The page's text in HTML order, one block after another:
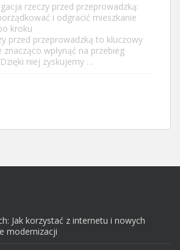
rzeczy przed przeprowadzką:
i odgracić mieszkanie
kroku
przed przeprowadzką to kluczowy
wpłynąć na przebieg
niej zyskujemy …
Jak korzystać z internetu i nowych
modernizacji